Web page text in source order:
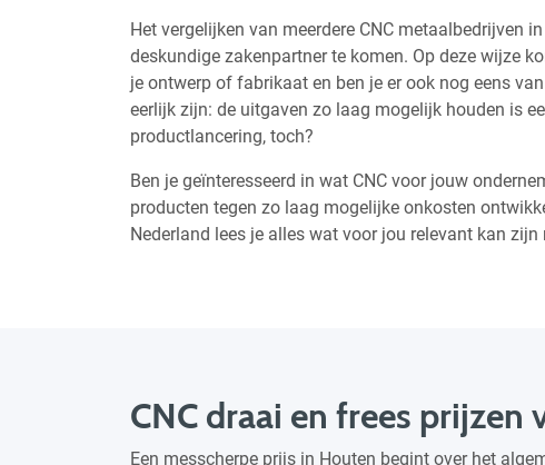
Het vergelijken van meerdere CNC metaalbedrijven
deskundige zakenpartner te komen. Op deze wijze
je ontwerp of fabrikaat en ben je er ook nog eens
eerlijk zijn: de uitgaven zo laag mogelijk houden is
productlancering, toch?
Ben je geïnteresseerd in wat CNC voor jouw
producten tegen zo laag mogelijke onkosten
Nederland lees je alles wat voor jou relevant kan
CNC draai en frees prijzen
Een messcherpe prijs in Houten begint over het